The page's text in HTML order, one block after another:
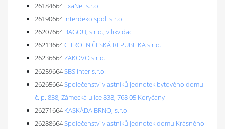
26184664 ExaNet s.r.o.
26190664 Interdeko spol. s r.o.
26207664 BAGOU, s.r.o., v likvidaci
26213664CITROËN ČESKÁ REPUBLIKA s.r.o.
26236664ZAKOVO s.r.o.
26259664SBS Inter s.r.o.
26265664Společenství vlastníků jednotek bytového domu
č. p. 838, Zámecká ulice 838, 768 05 Koryčany
26271664 KASKÁDA BRNO, s.r.o.
26288664Společenství vlastníků jednotek domu Krásného